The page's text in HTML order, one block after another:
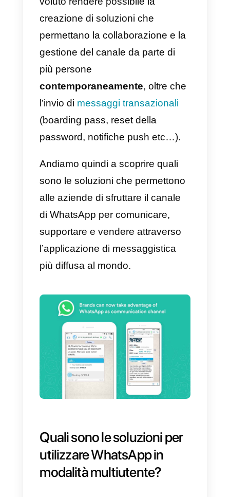
Ad agosto del 2018, qualcosa è
cambiato:WhatsAppha
finalmente annunciato che
avrebbe datopubblico accesso
alle API della sua versione
Business (per questa ragione, se
non hai un’azienda o un team di
vendita questo articolo
attraverso le quali sarebbe stato
possibile strutturare la
comunicazione azienda verso
cliente tramite questo canale.
Con questo rilascio, WhatsApp
creazione di soluzioni che
permettano la collaborazione e la